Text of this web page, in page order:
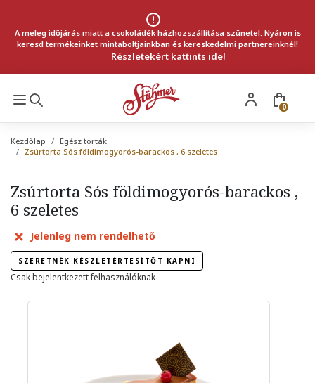
A meleg időjárás miatt a csokoládék házhozszállítása szünetel. Nyáron is
keresd termékeinket mintaboltjainkban és kereskedelmi partnereinknél!
Részletekért kattints ide!
0
Kezdőlap
Egész torták
Zsúrtorta Sós földimogyorós-barackos , 6 szeletes
Zsúrtorta Sós földimogyorós-barackos ,
6 szeletes
Jelenleg nem rendelhető
SZERETNÉK KÉSZLETÉRTESÍTŐT KAPNI
Csak bejelentkezett felhasználóknak